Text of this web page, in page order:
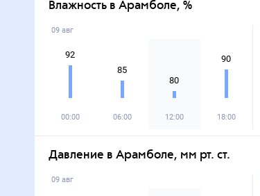
Влажность в Арамболе, %
09 авг
92
00:00
85
06:00
80
12:00
90
18:00
Давление в Арамболе, мм рт. ст.
09 авг